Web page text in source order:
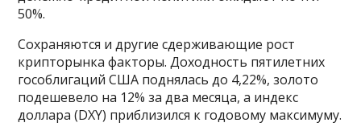
50%.
Сохраняются и другие сдерживающие рост
крипторынка факторы. Доходность пятилетних
гособлигаций США поднялась до 4,22%, золото
подешевело на 12% за два месяца, а индекс
доллара (DXY) приблизился к годовому максимуму.